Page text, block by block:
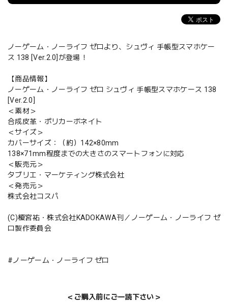
ノーゲーム・ノーライフ ゼロより、シュヴィ 手帳型スマホケー
ス 138 [Ver.2.0]が登場！
【商品情報】
ノーゲーム・ノーライフ ゼロ シュヴィ 手帳型スマホケース 138
[Ver.2.0]
＜素材＞
合成皮革・ポリカーボネイト
＜サイズ＞
カバーサイズ：（約）142×80mm
138×71mm程度までの大きさのスマートフォンに対応
＜販売元＞
タブリエ・マーケティング株式会社
＜発売元＞
株式会社コスパ
(C)榎宮祐・株式会社KADOKAWA刊／ノーゲーム・ノーライフ ゼ
ロ製作委員会
#ノーゲーム・ノーライフ ゼロ
＜ご購入前にご一読下さい＞